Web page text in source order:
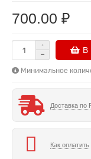
700.00 ₽
В
Минимальное
Доставка по
Как оплатить